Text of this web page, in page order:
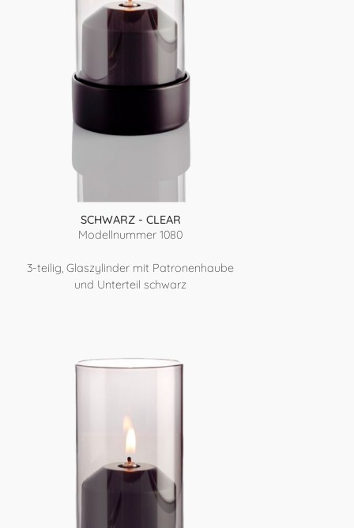
SCHWARZ - CLEAR
Modellnummer 1080
3-teilig, Glaszylinder mit Patronenhaube
und Unterteil schwarz